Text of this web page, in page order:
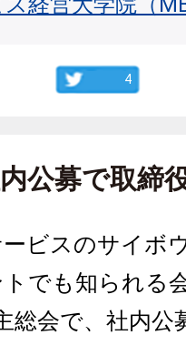
4
公募で取締
ビスのサイボ
でも知られる
総会で、社内公